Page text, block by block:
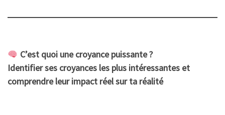
C’est quoi une croyance puissante ?
Identifier ses croyances les plus intéressantes et
comprendre leur impact réel sur ta réalité